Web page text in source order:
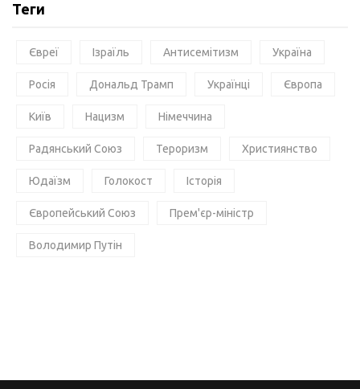
Теги
Євреї Ізраїль Антисемітизм Україна
Росія Дональд Трамп Українці Європа
Київ Нацизм Німеччина
Радянський Союз Тероризм Християнство
Юдаїзм Голокост Історія
Європейський Союз Прем'єр-міністр
Володимир Путін